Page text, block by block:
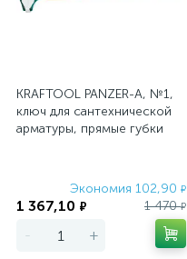
KRAFTOOL PANZER-A, №1,
ключ для сантехнической
арматуры, прямые губки
Экономия 102,90 ₽
1 367,10 ₽ 1 470₽
- +